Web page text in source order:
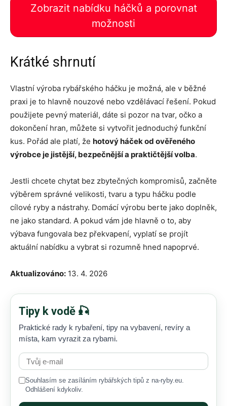
Zobrazit nabídku háčků a porovnat
možnosti
Krátké shrnutí
Vlastní výroba rybářského háčku je možná, ale v běžné
praxi je to hlavně nouzové nebo vzdělávací řešení. Pokud
použijete pevný materiál, dáte si pozor na tvar, očko a
dokončení hran, můžete si vytvořit jednoduchý funkční
kus. Pořád ale platí, že hotový háček od ověřeného
výrobce je jistější, bezpečnější a praktičtější volba.
Jestli chcete chytat bez zbytečných kompromisů, začněte
výběrem správné velikosti, tvaru a typu háčku podle
cílové ryby a nástrahy. Domácí výrobu berte jako doplněk,
ne jako standard. A pokud vám jde hlavně o to, aby
výbava fungovala bez překvapení, vyplatí se projít
aktuální nabídku a vybrat si rozumně hned napoprvé.
Aktualizováno: 13. 4. 2026
Tipy k vodě 🎣
Praktické rady k rybaření, tipy na vybavení, revíry a
místa, kam vyrazit za rybami.
Souhlasím se zasíláním rybářských tipů z na-ryby.eu.
Odhlášení kdykoliv.